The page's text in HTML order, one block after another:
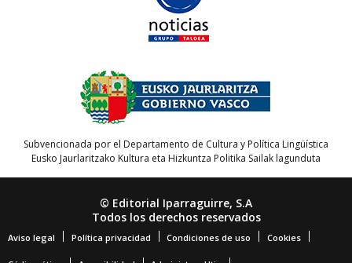
Subvencionada por el Departamento de Cultura y Política Lingüística
Eusko Jaurlaritzako Kultura eta Hizkuntza Politika Sailak lagunduta
© Editorial Iparraguirre, S.A
Todos los derechos reservados
Aviso legal Política privacidad Condiciones de uso Cookies